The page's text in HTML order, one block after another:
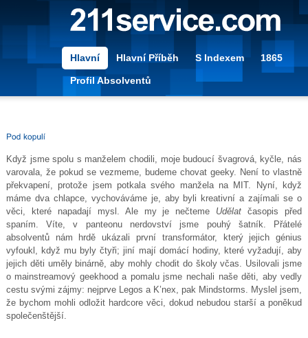
Hlavní Hlavní Příběh S Indexem 1865
Profil Absolventů
Když jsme spolu s manželem chodili, moje budoucí švagrová, kyčle, nás
varovala, že pokud se vezmeme, budeme chovat geeky. Není to vlastně
překvapení, protože jsem potkala svého manžela na MIT. Nyní, když
máme dva chlapce, vychováváme je, aby byli kreativní a zajímali se o
věci, které napadají mysl. Ale my je nečteme Udělat časopis před
spaním. Víte, v panteonu nerdovství jsme pouhý šatník. Přátelé
absolventů nám hrdě ukázali první transformátor, který jejich génius
vyfoukl, když mu byly čtyři; jiní mají domácí hodiny, které vyžadují, aby
jejich děti uměly binárně, aby mohly chodit do školy včas. Usilovali jsme
o mainstreamový geekhood a pomalu jsme nechali naše děti, aby vedly
cestu svými zájmy: nejprve Legos a K’nex, pak Mindstorms. Myslel jsem,
že bychom mohli odložit hardcore věci, dokud nebudou starší a poněkud
společenštější.